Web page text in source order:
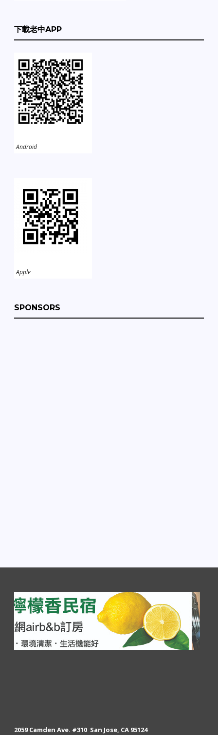
下載老中APP
Android
Apple
SPONSORS
2059 Camden Ave. #310 San Jose, CA 95124